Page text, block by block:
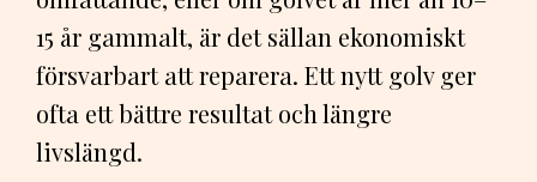
15 år gammalt, är det sällan ekonomiskt
försvarbart att reparera. Ett nytt golv ger
ofta ett bättre resultat och längre
livslängd.